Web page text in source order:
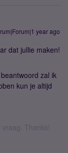
year ago
dat jullie maken!
zal ik
​kun je altijd
Thanks!